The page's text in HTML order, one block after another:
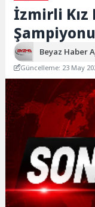
İzmirli Kız
Beyaz Haber
Güncelleme: 23 May